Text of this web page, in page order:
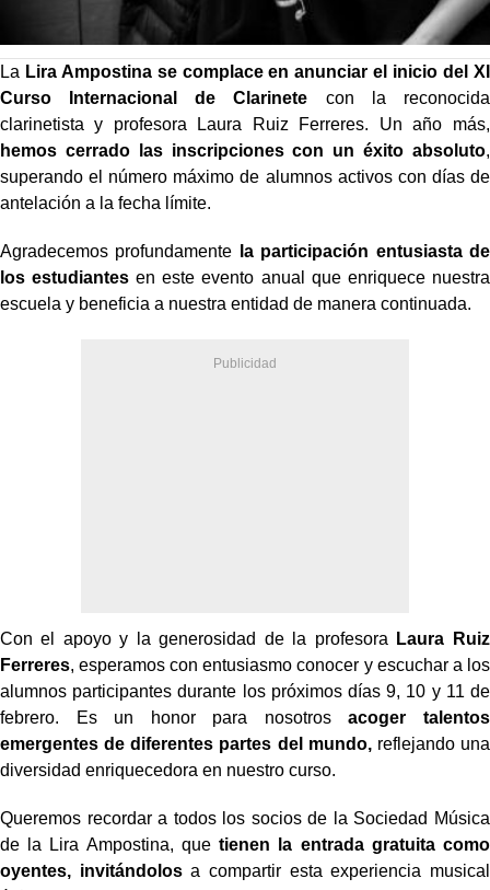
La Lira Ampostina se complace en anunciar el inicio del XI
Curso Internacional de Clarinete con la reconocida
clarinetista y profesora Laura Ruiz Ferreres. Un año más,
hemos cerrado las inscripciones con un éxito absoluto,
superando el número máximo de alumnos activos con días de
antelación a la fecha límite.
Agradecemos profundamente
la participación entusiasta de
los estudiantes en este evento anual que enriquece nuestra
escuela y beneficia a nuestra entidad de manera continuada.
Con el apoyo y la generosidad de la profesora
Laura Ruiz
Ferreres, esperamos con entusiasmo conocer y escuchar a los
alumnos participantes durante los próximos días 9, 10 y 11 de
febrero. Es un honor para nosotrosacoger talentos
emergentes de diferentes partes del mundo,reflejando una
diversidad enriquecedora en nuestro curso.
Queremos recordar a todos los socios de la Sociedad Música
de la Lira Ampostina, quetienen la entrada gratuita como
oyentes, invitándolosa compartir esta experiencia musical